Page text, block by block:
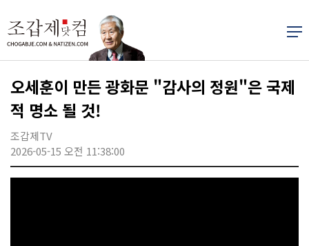
오세훈이 만든 광화문 "감사의 정원"은 국제
적 명소 될 것!
조갑제TV
2026-05-15 오전 11:38:00